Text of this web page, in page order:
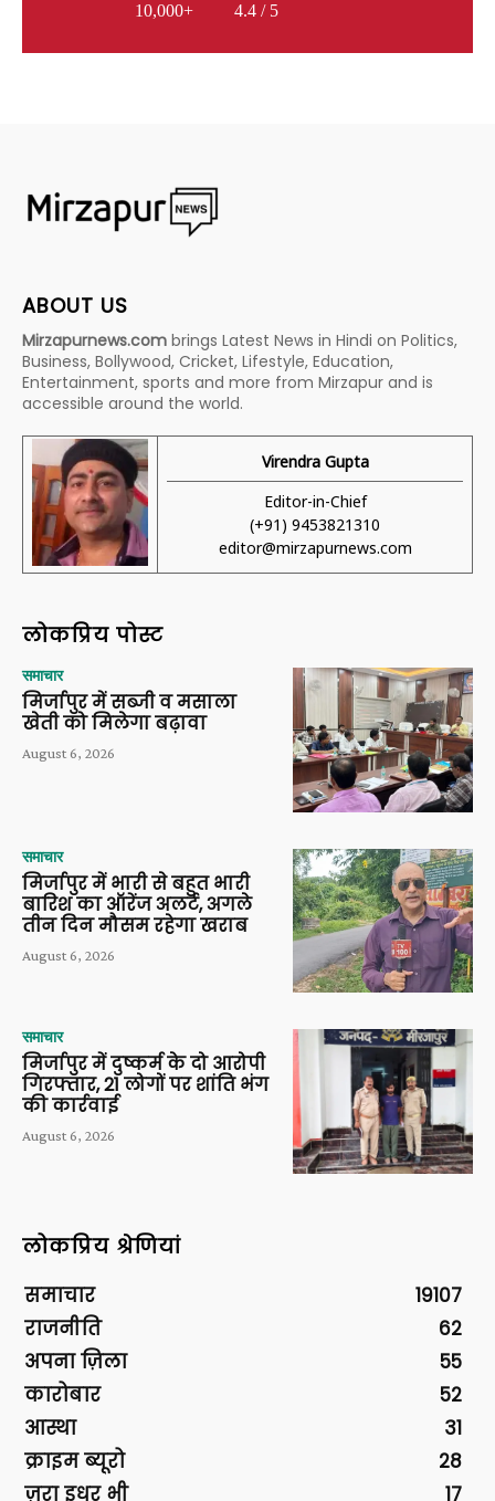
10,000+
4.4 / 5
ABOUT US
Mirzapurnews.com brings Latest News in Hindi on Politics,
Business, Bollywood, Cricket, Lifestyle, Education,
Entertainment, sports and more from Mirzapur and is
accessible around the world.
Virendra Gupta
Editor-in-Chief
(+91) 9453821310
editor@mirzapurnews.com
लोकप्रिय पोस्ट
समाचार
मिर्जापुर में सब्जी व मसाला
खेती को मिलेगा बढ़ावा
August 6, 2026
समाचार
मिर्जापुर में भारी से बहुत भारी
बारिश का ऑरेंज अलर्ट, अगले
तीन दिन मौसम रहेगा खराब
August 6, 2026
समाचार
मिर्जापुर में दुष्कर्म के दो आरोपी
गिरफ्तार, 21 लोगों पर शांति भंग
की कार्रवाई
August 6, 2026
लोकप्रिय श्रेणियां
समाचार
19107
राजनीति
62
अपना ज़िला
55
कारोबार
52
आस्था
31
क्राइम ब्यूरो
28
ज़रा इधर भी
17